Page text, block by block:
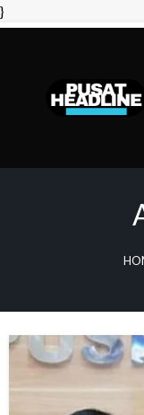
}Skip
to